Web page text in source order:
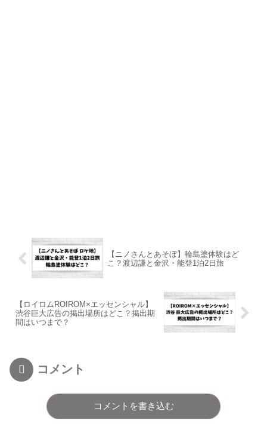
【ニノさんとあそぼ】輪島塗体験はど
こ？渡辺謙と金沢・能登1泊2日旅
【ロイロムROIROM×エッセンシャル】
渋谷巨大広告の掲出場所はどこ？掲出期
間はいつまで？
コメント
コメントを書き込む